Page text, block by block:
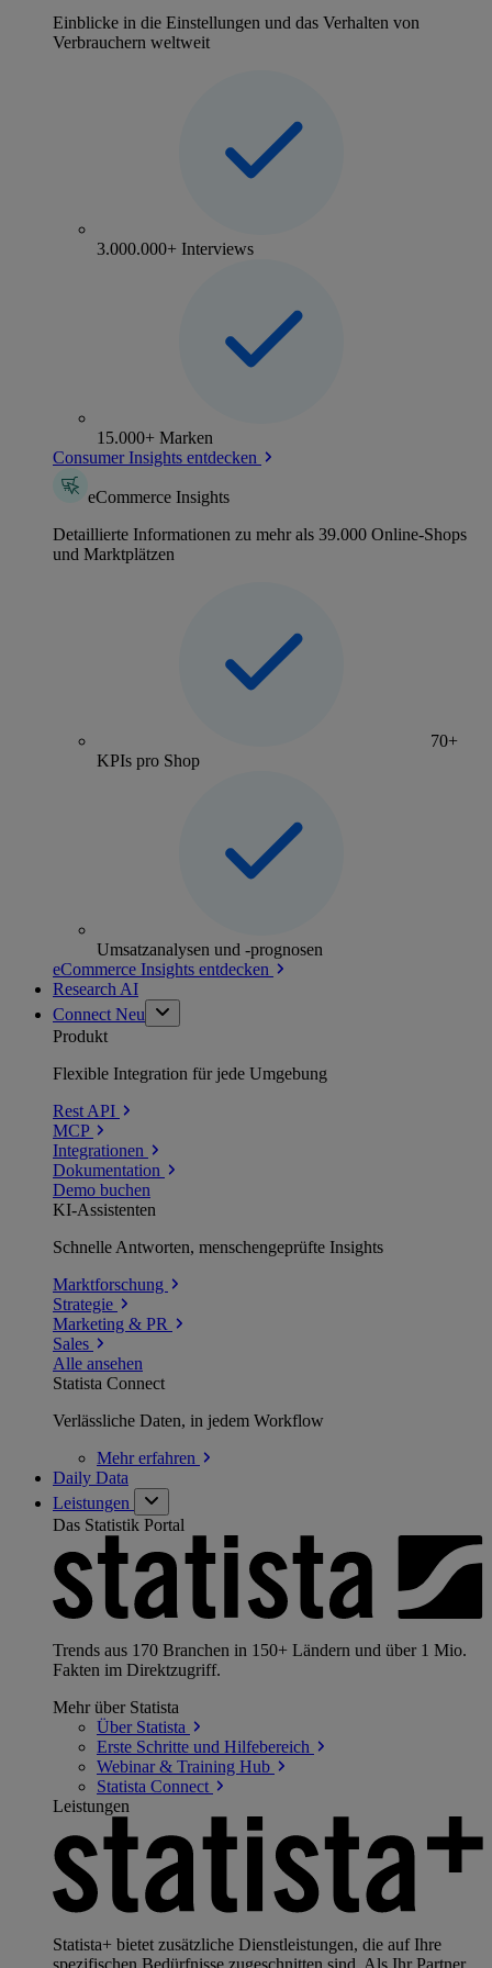
Einblicke in die Einstellungen und das Verhalten von
Verbrauchern weltweit
3.000.000+ Interviews
15.000+ Marken
Consumer Insights entdecken
eCommerce Insights
Detaillierte Informationen zu mehr als 39.000 Online-Shops
und Marktplätzen
70+
KPIs pro Shop
Umsatzanalysen und -prognosen
eCommerce Insights entdecken
Research AI
Connect Neu
Produkt
Flexible Integration für jede Umgebung
Rest API
MCP
Integrationen
Dokumentation
Demo buchen
KI-Assistenten
Schnelle Antworten, menschengeprüfte Insights
Marktforschung
Strategie
Marketing & PR
Sales
Alle ansehen
Statista Connect
Verlässliche Daten, in jedem Workflow
Mehrerfahren
Daily Data
Leistungen
Das Statistik Portal
Trends aus 170 Branchen in 150+ Ländern und über 1 Mio.
Fakten im Direktzugriff.
Mehr über Statista
Über Statista
Erste Schritte und Hilfebereich
Webinar & Training Hub
Statista Connect
Leistungen
Statista+ bietet zusätzliche Dienstleistungen, die auf Ihre
spezifischen Bedürfnisse zugeschnitten sind. Als Ihr Partner